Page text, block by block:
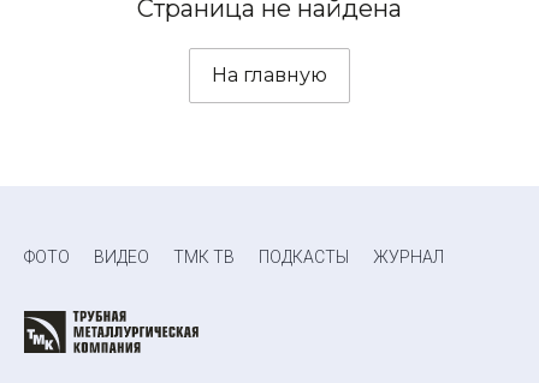
Страница не найдена
На главную
ФОТО ВИДЕО ТМК ТВ ПОДКАСТЫ ЖУРНАЛ